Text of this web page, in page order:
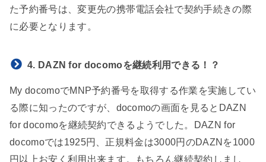
た予約番号は、変更先の携帯電話会社で契約手続きの際
に必要となります。
4. DAZN for docomoを継続利用できる！？
My docomoでMNP予約番号を取得する作業を実施してい
る際に知ったのですが、docomoの画面を見るとDAZN
for docomoを継続契約できるようでした。DAZN for
docomoでは1925円、正規料金は3000円のDAZNを1000
円以上お安く利用出来ます。もちろん継続契約しまし